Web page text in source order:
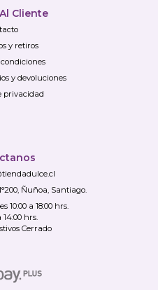
Cliente
y retiros
y devoluciones
privacidad
Ñuñoa, Santiago.
10:00 a 18:00 hrs.
14:00 hrs.
Cerrado